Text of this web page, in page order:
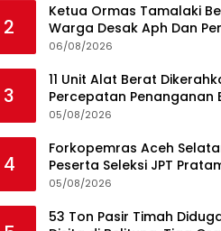
2
Ketua Ormas Tamalaki
Warga Desak Aph Dan
Konsel Tangkap Pelaku
PT KAP Melintas Jalan
06/08/2026
3
11 Unit Alat Berat
Percepatan Penanganan
di Kelurahan Sipange
05/08/2026
4
Forkopemras Aceh
Peserta Seleksi JPT
Andalkan Kompetensi dan
05/08/2026
53 Ton Pasir Timah